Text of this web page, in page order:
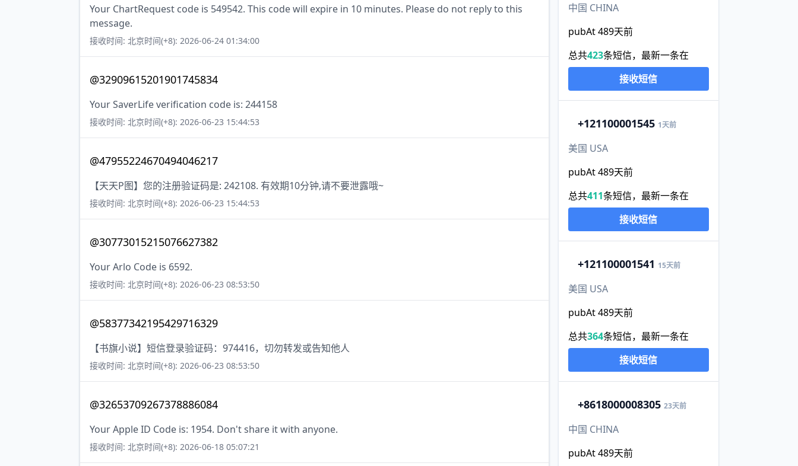
Your ChartRequest code is 549542. This code will expire in 10 minutes. Please do not reply to this
message.
接收时间: 北京时间(+8): 2026-06-24 01:34:00
@32909615201901745834
Your SaverLife verification code is: 244158
接收时间: 北京时间(+8): 2026-06-23 15:44:53
@47955224670494046217
【天天P图】您的注册验证码是: 242108. 有效期10分钟,请不要泄露哦~
接收时间: 北京时间(+8): 2026-06-23 15:44:53
@30773015215076627382
Your Arlo Code is 6592.
接收时间: 北京时间(+8): 2026-06-23 08:53:50
@58377342195429716329
【书旗小说】短信登录验证码：974416，切勿转发或告知他人
接收时间: 北京时间(+8): 2026-06-23 08:53:50
@32653709267378886084
Your Apple ID Code is: 1954. Don't share it with anyone.
接收时间: 北京时间(+8): 2026-06-18 05:07:21
中国 CHINA
pubAt 489天前
总共423条短信，最新一条在
接收短信
+121100001545 1天前
美国 USA
pubAt 489天前
总共411条短信，最新一条在
接收短信
+121100001541 15天前
美国 USA
pubAt 489天前
总共364条短信，最新一条在
接收短信
+8618000008305 23天前
中国 CHINA
pubAt 489天前